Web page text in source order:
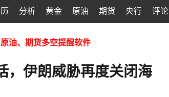
分析 黄金 原油 期货 央行 评论
油、期货多空提醒软件
，伊朗威胁再度关闭海